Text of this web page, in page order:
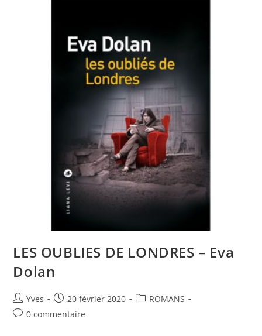
LES OUBLIES DE LONDRES – Eva
Dolan
Yves 20 février 2020
ROMANS
0 commentaire